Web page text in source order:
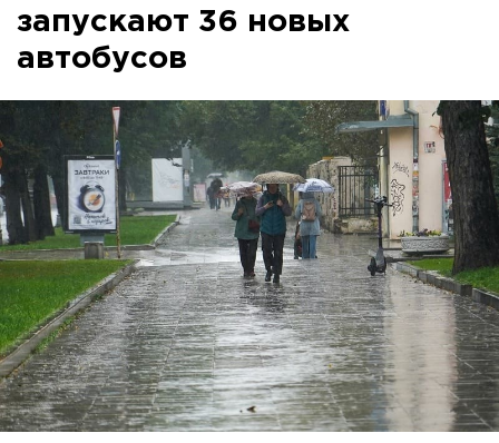
запускают 36 новых
автобусов